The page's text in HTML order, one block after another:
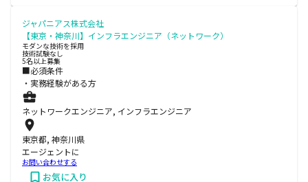
ジャパニアス株式会社
【東京・神奈川】インフラエンジニア（ネットワーク）
モダンな技術を採用
技術試験なし
5名以上募集
■必須条件
・実務経験がある方
ネットワークエンジニア, インフラエンジニア
東京都, 神奈川県
エージェントに
お問い合わせする
お気に入り